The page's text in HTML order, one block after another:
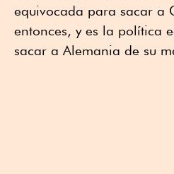
equivocada para sacar a
entonces, y es la política
sacar a Alemania de su